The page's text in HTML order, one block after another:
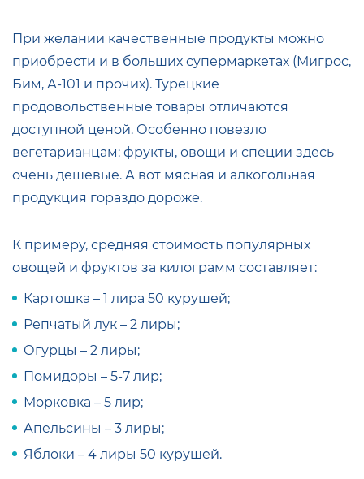
При желании качественные продукты можно
приобрести и в больших супермаркетах (Мигрос,
Бим, А-101 и прочих). Турецкие
продовольственные товары отличаются
доступной ценой. Особенно повезло
вегетарианцам: фрукты, овощи и специи здесь
очень дешевые. А вот мясная и алкогольная
продукция гораздо дороже.
К примеру, средняя стоимость популярных
овощей и фруктов за килограмм составляет:
Картошка – 1 лира 50 курушей;
Репчатый лук – 2 лиры;
Огурцы – 2 лиры;
Помидоры – 5-7 лир;
Морковка – 5 лир;
Апельсины – 3 лиры;
Яблоки – 4 лиры 50 курушей.